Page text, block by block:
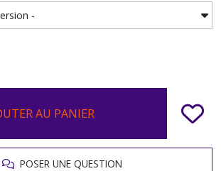
AU PANIER
POSER UNE QUESTION